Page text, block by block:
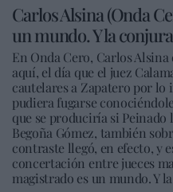
Carlos Alsina (Onda
un mundo. Y la
En Onda Cero, Carlos
aquí, el día que el juez
cautelares a Zapatero por lo
pudiera fugarse
que se produciría si Peinado
Begoña Gómez, también
contraste llegó, en efecto, y
concertación entre jueces
magistrado es un mundo. Y